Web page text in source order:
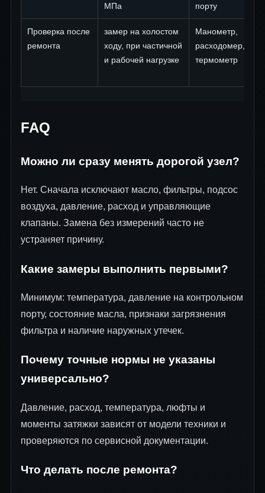
МПа
порту
Проверка после
ремонта
замер на холостом
ходу, при частичной
и рабочей нагрузке
Манометр,
расходомер,
термометр
FAQ
Можно ли сразу менять дорогой узел?
Нет. Сначала исключают масло, фильтры, подсос
воздуха, давление, расход и управляющие
клапаны. Замена без измерений часто не
устраняет причину.
Какие замеры выполнить первыми?
Минимум: температура, давление на контрольном
порту, состояние масла, признаки загрязнения
фильтра и наличие наружных утечек.
Почему точные нормы не указаны
универсально?
Давление, расход, температура, люфты и
моменты затяжки зависят от модели техники и
проверяются по сервисной документации.
Что делать после ремонта?